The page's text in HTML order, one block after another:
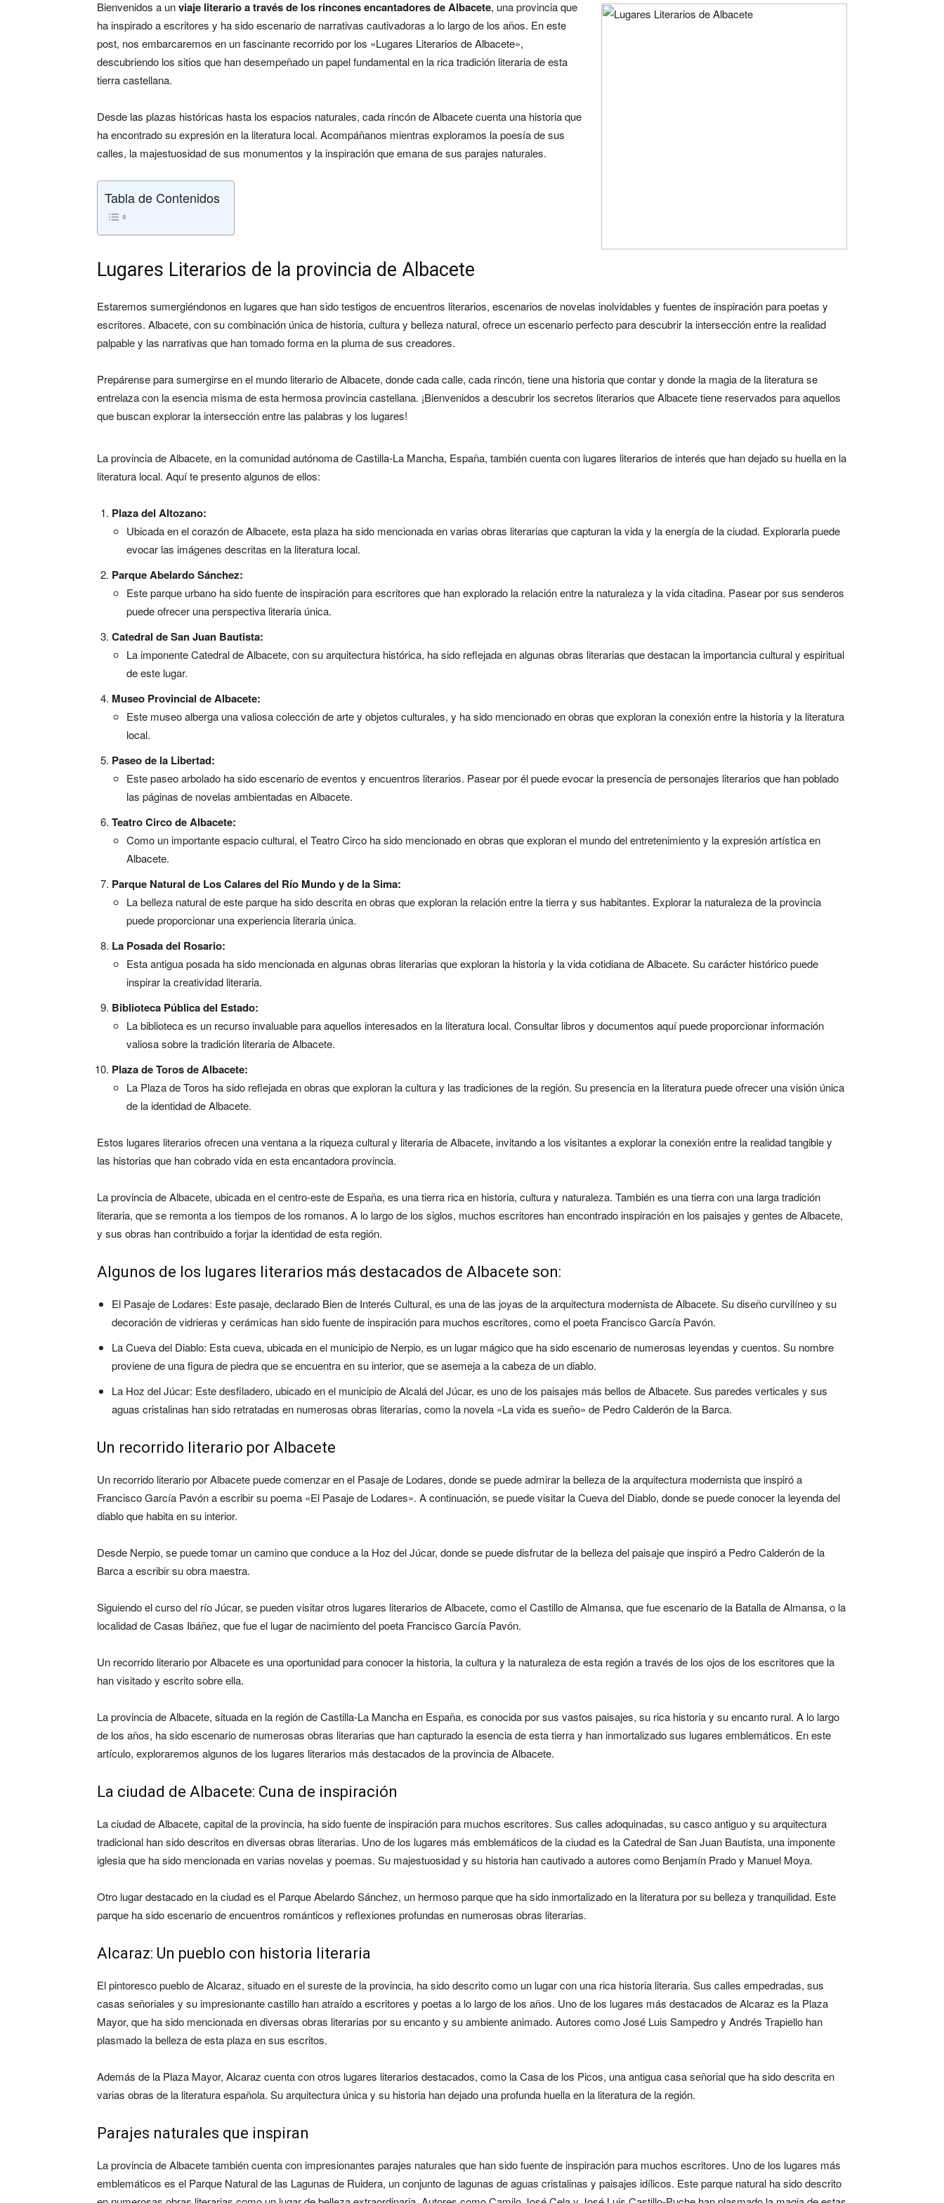
Bienvenidos a unviaje literario a través de los rincones encantadores de Albacete, una provincia que
ha inspirado a escritores y ha sido escenario de narrativas cautivadoras a lo largo de los años. En este
post, nos embarcaremos en un fascinante recorrido por los «Lugares Literarios de Albacete»,
descubriendo los sitios que han desempeñado un papel fundamental en la rica tradición literaria de esta
tierra castellana.
Desde las plazas históricas hasta los espacios naturales, cada rincón de Albacete cuenta una historia que
ha encontrado su expresión en la literatura local. Acompáñanos mientras exploramos la poesía de sus
calles, la majestuosidad de sus monumentos y la inspiración que emana de sus parajes naturales.
Tabla de Contenidos
Lugares Literarios de la provincia de Albacete
Estaremos sumergiéndonos en lugares que han sido testigos de encuentros literarios, escenarios de novelas inolvidables y fuentes de inspiración para poetas y
escritores. Albacete, con su combinación única de historia, cultura y belleza natural, ofrece un escenario perfecto para descubrir la intersección entre la realidad
palpable y las narrativas que han tomado forma en la pluma de sus creadores.
Prepárense para sumergirse en el mundo literario de Albacete, donde cada calle, cada rincón, tiene una historia que contar y donde la magia de la literatura se
entrelaza con la esencia misma de esta hermosa provincia castellana. ¡Bienvenidos a descubrir los secretos literarios que Albacete tiene reservados para aquellos
que buscan explorar la intersección entre las palabras y los lugares!
La provincia de Albacete, en la comunidad autónoma de Castilla-La Mancha, España, también cuenta con lugares literarios de interés que han dejado su huella en la
literatura local. Aquí te presento algunos de ellos:
Plaza del Altozano:
Ubicada en el corazón de Albacete, esta plaza ha sido mencionada en varias obras literarias que capturan la vida y la energía de la ciudad. Explorarla puede
evocar las imágenes descritas en la literatura local.
Parque Abelardo Sánchez:
Este parque urbano ha sido fuente de inspiración para escritores que han explorado la relación entre la naturaleza y la vida citadina. Pasear por sus senderos
puede ofrecer una perspectiva literaria única.
Catedral de San Juan Bautista:
La imponente Catedral de Albacete, con su arquitectura histórica, ha sido reflejada en algunas obras literarias que destacan la importancia cultural y espiritual
de este lugar.
Museo Provincial de Albacete:
Este museo alberga una valiosa colección de arte y objetos culturales, y ha sido mencionado en obras que exploran la conexión entre la historia y la literatura
local.
Paseo de la Libertad:
Este paseo arbolado ha sido escenario de eventos y encuentros literarios. Pasear por él puede evocar la presencia de personajes literarios que han poblado
las páginas de novelas ambientadas en Albacete.
Teatro Circo de Albacete:
Como un importante espacio cultural, el Teatro Circo ha sido mencionado en obras que exploran el mundo del entretenimiento y la expresión artística en
Albacete.
Parque Natural de Los Calares del Río Mundo y de la Sima:
La belleza natural de este parque ha sido descrita en obras que exploran la relación entre la tierra y sus habitantes. Explorar la naturaleza de la provincia
puede proporcionar una experiencia literaria única.
La Posada del Rosario:
Esta antigua posada ha sido mencionada en algunas obras literarias que exploran la historia y la vida cotidiana de Albacete. Su carácter histórico puede
inspirar la creatividad literaria.
Biblioteca Pública del Estado:
La biblioteca es un recurso invaluable para aquellos interesados en la literatura local. Consultar libros y documentos aquí puede proporcionar información
valiosa sobre la tradición literaria de Albacete.
Plaza de Toros de Albacete:
La Plaza de Toros ha sido reflejada en obras que exploran la cultura y las tradiciones de la región. Su presencia en la literatura puede ofrecer una visión única
de la identidad de Albacete.
Estos lugares literarios ofrecen una ventana a la riqueza cultural y literaria de Albacete, invitando a los visitantes a explorar la conexión entre la realidad tangible y
las historias que han cobrado vida en esta encantadora provincia.
La provincia de Albacete, ubicada en el centro-este de España, es una tierra rica en historia, cultura y naturaleza. También es una tierra con una larga tradición
literaria, que se remonta a los tiempos de los romanos. A lo largo de los siglos, muchos escritores han encontrado inspiración en los paisajes y gentes de Albacete,
y sus obras han contribuido a forjar la identidad de esta región.
Algunos de los lugares literarios más destacados de Albacete son:
El Pasaje de Lodares: Este pasaje, declarado Bien de Interés Cultural, es una de las joyas de la arquitectura modernista de Albacete. Su diseño curvilíneo y su
decoración de vidrieras y cerámicas han sido fuente de inspiración para muchos escritores, como el poeta Francisco García Pavón.
La Cueva del Diablo: Esta cueva, ubicada en el municipio de Nerpio, es un lugar mágico que ha sido escenario de numerosas leyendas y cuentos. Su nombre
proviene de una figura de piedra que se encuentra en su interior, que se asemeja a la cabeza de un diablo.
La Hoz del Júcar: Este desfiladero, ubicado en el municipio de Alcalá del Júcar, es uno de los paisajes más bellos de Albacete. Sus paredes verticales y sus
aguas cristalinas han sido retratadas en numerosas obras literarias, como la novela «La vida es sueño» de Pedro Calderón de la Barca.
Un recorrido literario por Albacete
Un recorrido literario por Albacete puede comenzar en el Pasaje de Lodares, donde se puede admirar la belleza de la arquitectura modernista que inspiró a
Francisco García Pavón a escribir su poema «El Pasaje de Lodares». A continuación, se puede visitar la Cueva del Diablo, donde se puede conocer la leyenda del
diablo que habita en su interior.
Desde Nerpio, se puede tomar un camino que conduce a la Hoz del Júcar, donde se puede disfrutar de la belleza del paisaje que inspiró a Pedro Calderón de la
Barca a escribir su obra maestra.
Siguiendo el curso del río Júcar, se pueden visitar otros lugares literarios de Albacete, como el Castillo de Almansa, que fue escenario de la Batalla de Almansa, o la
localidad de Casas Ibáñez, que fue el lugar de nacimiento del poeta Francisco García Pavón.
Un recorrido literario por Albacete es una oportunidad para conocer la historia, la cultura y la naturaleza de esta región a través de los ojos de los escritores que la
han visitado y escrito sobre ella.
La provincia de Albacete, situada en la región de Castilla-La Mancha en España, es conocida por sus vastos paisajes, su rica historia y su encanto rural. A lo largo
de los años, ha sido escenario de numerosas obras literarias que han capturado la esencia de esta tierra y han inmortalizado sus lugares emblemáticos. En este
artículo, exploraremos algunos de los lugares literarios más destacados de la provincia de Albacete.
La ciudad de Albacete: Cuna de inspiración
La ciudad de Albacete, capital de la provincia, ha sido fuente de inspiración para muchos escritores. Sus calles adoquinadas, su casco antiguo y su arquitectura
tradicional han sido descritos en diversas obras literarias. Uno de los lugares más emblemáticos de la ciudad es la Catedral de San Juan Bautista, una imponente
iglesia que ha sido mencionada en varias novelas y poemas. Su majestuosidad y su historia han cautivado a autores como Benjamín Prado y Manuel Moya.
Otro lugar destacado en la ciudad es el Parque Abelardo Sánchez, un hermoso parque que ha sido inmortalizado en la literatura por su belleza y tranquilidad. Este
parque ha sido escenario de encuentros románticos y reflexiones profundas en numerosas obras literarias.
Alcaraz: Un pueblo con historia literaria
El pintoresco pueblo de Alcaraz, situado en el sureste de la provincia, ha sido descrito como un lugar con una rica historia literaria. Sus calles empedradas, sus
casas señoriales y su impresionante castillo han atraído a escritores y poetas a lo largo de los años. Uno de los lugares más destacados de Alcaraz es la Plaza
Mayor, que ha sido mencionada en diversas obras literarias por su encanto y su ambiente animado. Autores como José Luis Sampedro y Andrés Trapiello han
plasmado la belleza de esta plaza en sus escritos.
Además de la Plaza Mayor, Alcaraz cuenta con otros lugares literarios destacados, como la Casa de los Picos, una antigua casa señorial que ha sido descrita en
varias obras de la literatura española. Su arquitectura única y su historia han dejado una profunda huella en la literatura de la región.
Parajes naturales que inspiran
La provincia de Albacete también cuenta con impresionantes parajes naturales que han sido fuente de inspiración para muchos escritores. Uno de los lugares más
emblemáticos es el Parque Natural de las Lagunas de Ruidera, un conjunto de lagunas de aguas cristalinas y paisajes idílicos. Este parque natural ha sido descrito